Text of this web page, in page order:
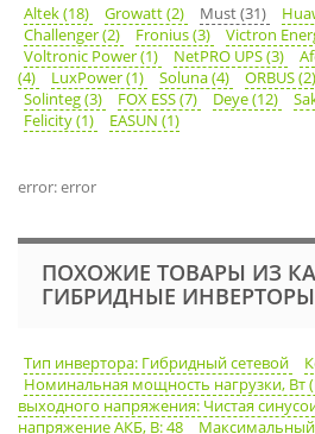
Altek (18) Growatt (2) Must (31)
Challenger (2)
Fronius (3) Victron
Voltronic Power (1)
NetPRO UPS (3)
(4)
LuxPower (1) Soluna (4) ORBUS (2)
Solinteg (3)
FOX ESS (7) Deye (12)
Felicity (1)
EASUN (1)
error: error
ПОХОЖИЕ ТОВАРЫ ИЗ
ГИБРИДНЫЕ ИНВЕРТОРЫ
Тип инвертора: Гибридный сетевой
Номинальная мощность нагрузки, Вт
выходного напряжения: Чистая
напряжение АКБ, В: 48
Максимальный